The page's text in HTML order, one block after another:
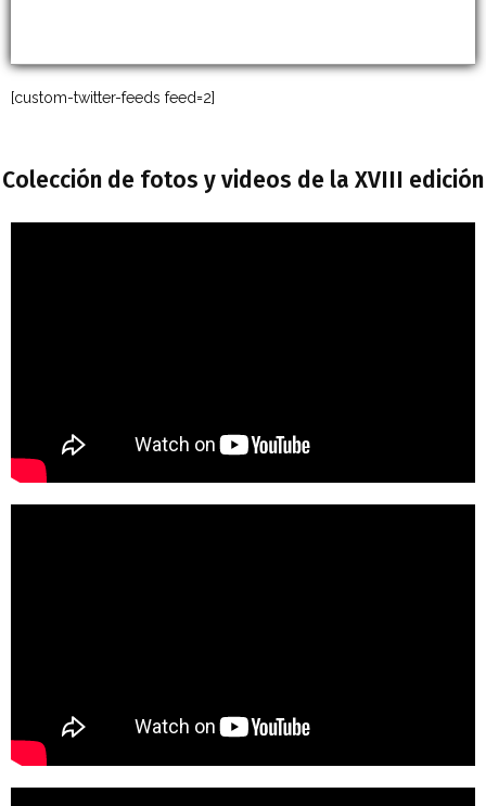
[custom-twitter-feeds feed=2]
Colección de fotos y videos de la XVIII edición